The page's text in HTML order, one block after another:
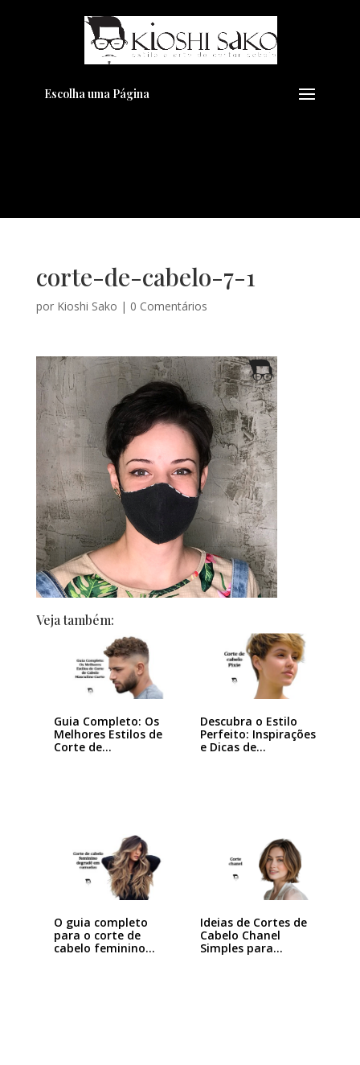
Escolha uma Página
corte-de-cabelo-7-1
por Kioshi Sako | 0 Comentários
Veja também:
Guia Completo: Os
Melhores Estilos de
Corte de…
Descubra o Estilo
Perfeito: Inspirações
e Dicas de…
O guia completo
para o corte de
cabelo feminino…
Ideias de Cortes de
Cabelo Chanel
Simples para…
Pensando em transformar seu
Visual??